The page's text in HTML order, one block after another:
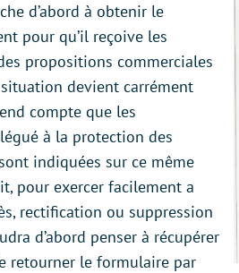
d’abord à obtenir le
pour qu’il reçoive les
propositions commerciales
devient carrément
compte que les
à la protection des
indiquées sur ce même
pour exercer facilement a
rectification ou suppression
d’abord penser à récupérer
retourner le formulaire par